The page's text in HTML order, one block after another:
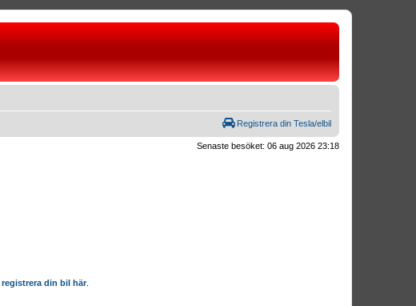
Registrera din Tesla/elbil
Senaste besöket: 06 aug 2026 23:18
registrera din bil här.